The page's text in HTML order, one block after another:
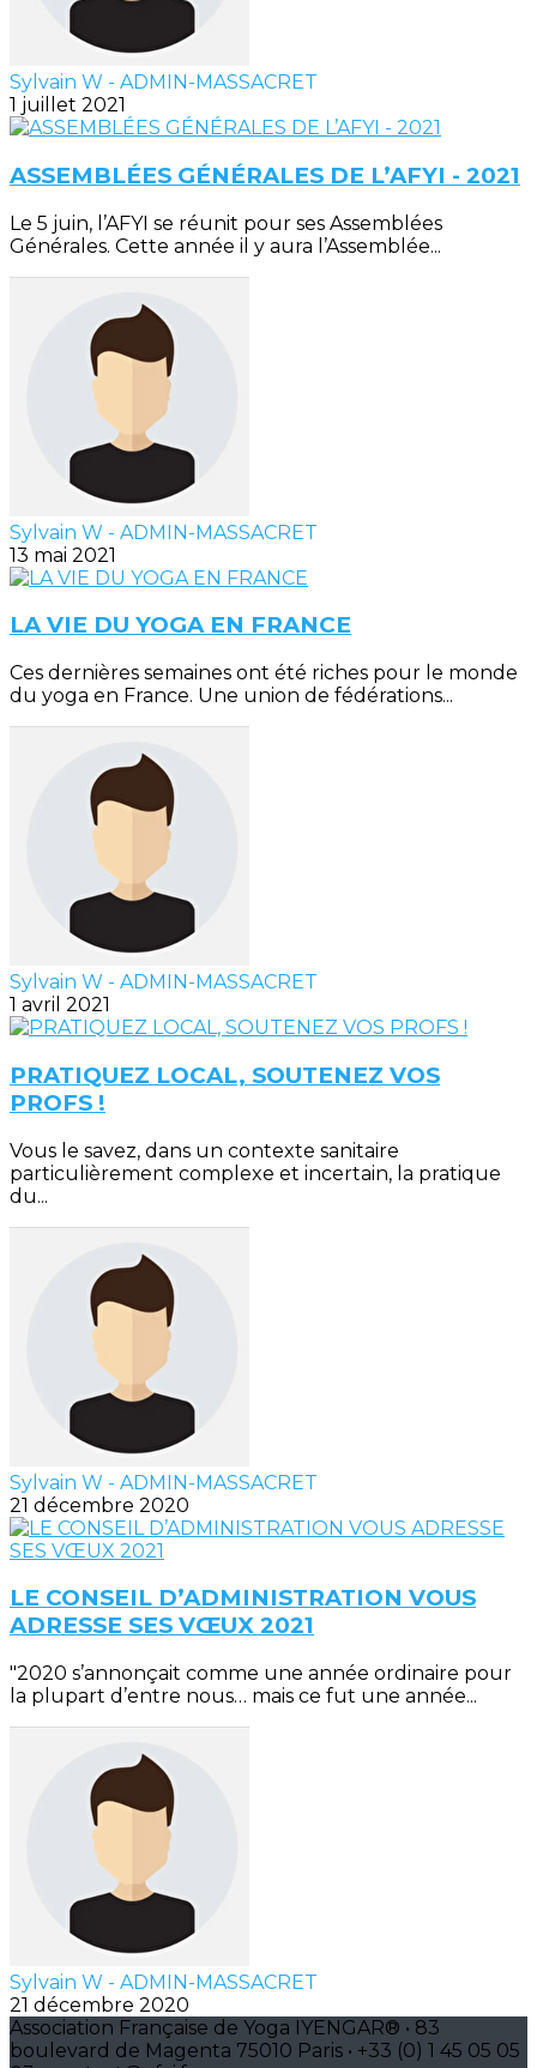
Sylvain W - ADMIN-MASSACRET
1 juillet 2021
ASSEMBLÉES GÉNÉRALES DE L’AFYI - 2021
Le 5 juin, l’AFYI se réunit pour ses Assemblées
Générales. Cette année il y aura l’Assemblée...
Sylvain W - ADMIN-MASSACRET
13 mai 2021
LA VIE DU YOGA EN FRANCE
Ces dernières semaines ont été riches pour le monde
du yoga en France. Une union de fédérations...
Sylvain W - ADMIN-MASSACRET
1 avril 2021
PRATIQUEZ LOCAL, SOUTENEZ VOS
PROFS !
Vous le savez, dans un contexte sanitaire
particulièrement complexe et incertain, la pratique
du...
Sylvain W - ADMIN-MASSACRET
21 décembre 2020
LE CONSEIL D’ADMINISTRATION VOUS
ADRESSE SES VŒUX 2021
"2020 s’annonçait comme une année ordinaire pour
la plupart d’entre nous… mais ce fut une année...
Sylvain W - ADMIN-MASSACRET
21 décembre 2020
Association Française de Yoga IYENGAR® • 83
boulevard de Magenta 75010 Paris • +33 (0) 1 45 05 05